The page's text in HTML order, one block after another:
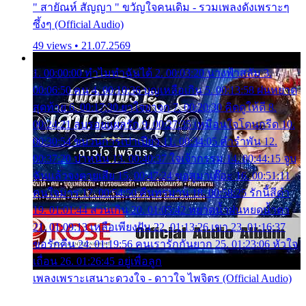
" สายัณห์ สัญญา " ขวัญใจคนเดิม - รวมเพลงดังเพราะๆ
ซึ้งๆ (Official Audio)
49 views • 21.07.2569
1. 00:00:00 ทำไมทำฉันได้ 2. 00:03:20 นางฟ้าสลัม 3.
00:06:50 คน 4. 00:10:36 บุญเหลือเกิน 5. 00:13:58 ฝนหยาด
สุดท้าย 6. 00:17:30 ยาใจยาจก 7. 00:20:30 คิดดูให้ดี 8.
00:24:21 ลบรอยแผลรัก 9. 00:27:35 เหมือนใจโดนกรีด 10.
00:30:54 ขบวนการเปาเปียว 11. 00:34:05 คำรำพัน 12.
00:37:20 ปาหนัน 13. 00:40:37 ใจเจ้ากรรม 14. 00:44:15 จูบ
ฉันแล้วจงตายเสีย 15. 00:47:24 ขอสูมาเต๊อะ 16. 00:51:11
คนใจมาร 17. 00:54:50 คืนทรมาน 18. 00:58:25 รักนี้สีดำ
19. 01:01:44 ส่วนเกิน 20. 01:05:42 หยาดน้ำฝนหยดน้ำตา
21. 01:09:13 เหลือเพียงฝัน 22. 01:13:26 เขา 23. 01:16:37
ขอรักคืน 24. 01:19:56 คนเรารักกันยาก 25. 01:23:06 หัวใจ
เถื่อน 26. 01:26:45 อยู่เพื่อลูก
เพลงเพราะเสนาะดวงใจ - ดาวใจ ไพจิตร (Official Audio)